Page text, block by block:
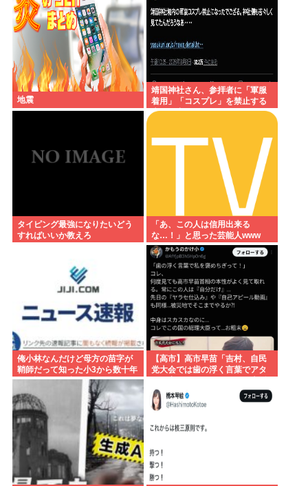
地震
靖国神社さん、参拝者に「軍服
着用」「コスプレ」を禁止する
声明を出してしまうwww
タイピング最強になりたいどう
すればいいか教えろ
「あ、この人は信用出来る
な…！」と思った芸能人www
俺小林なんだけど母方の苗字が
鞘師だって知った小3から数十年
毎日悔しくて泣いてる
【高市】高市早苗「吉村、自民
党大会では歯の浮く言葉でアタ
維新吉村「ハハ…」